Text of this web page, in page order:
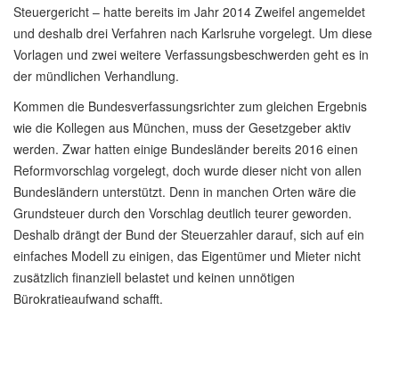
Steuergericht – hatte bereits im Jahr 2014 Zweifel angemeldet
und deshalb drei Verfahren nach Karlsruhe vorgelegt. Um diese
Vorlagen und zwei weitere Verfassungsbeschwerden geht es in
der mündlichen Verhandlung.
Kommen die Bundesverfassungsrichter zum gleichen Ergebnis
wie die Kollegen aus München, muss der Gesetzgeber aktiv
werden. Zwar hatten einige Bundesländer bereits 2016 einen
Reformvorschlag vorgelegt, doch wurde dieser nicht von allen
Bundesländern unterstützt. Denn in manchen Orten wäre die
Grundsteuer durch den Vorschlag deutlich teurer geworden.
Deshalb drängt der Bund der Steuerzahler darauf, sich auf ein
einfaches Modell zu einigen, das Eigentümer und Mieter nicht
zusätzlich finanziell belastet und keinen unnötigen
Bürokratieaufwand schafft.